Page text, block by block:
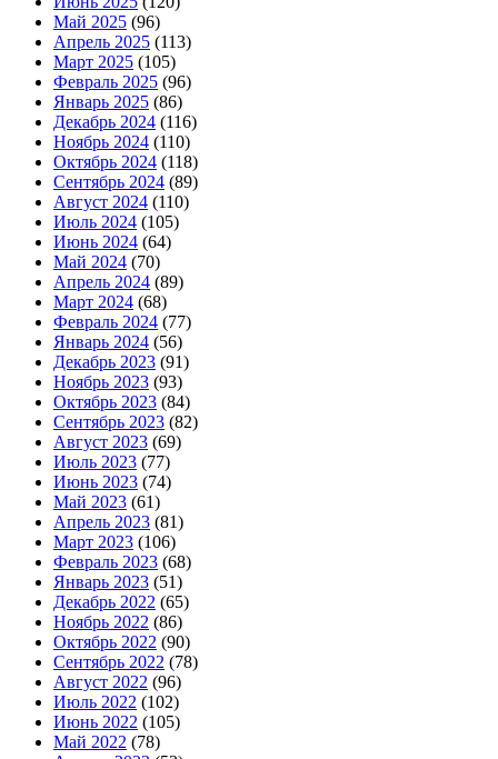
Май 2025 (96)
Апрель 2025 (113)
Март 2025 (105)
Февраль 2025 (96)
Январь 2025 (86)
Декабрь 2024 (116)
Ноябрь 2024 (110)
Октябрь 2024 (118)
Сентябрь 2024 (89)
Август 2024 (110)
Июль 2024 (105)
Июнь 2024 (64)
Май 2024 (70)
Апрель 2024 (89)
Март 2024 (68)
Февраль 2024 (77)
Январь 2024 (56)
Декабрь 2023 (91)
Ноябрь 2023 (93)
Октябрь 2023 (84)
Сентябрь 2023 (82)
Август 2023 (69)
Июль 2023 (77)
Июнь 2023 (74)
Май 2023 (61)
Апрель 2023 (81)
Март 2023 (106)
Февраль 2023 (68)
Январь 2023 (51)
Декабрь 2022 (65)
Ноябрь 2022 (86)
Октябрь 2022 (90)
Сентябрь 2022 (78)
Август 2022 (96)
Июль 2022 (102)
Июнь 2022 (105)
Май 2022 (78)